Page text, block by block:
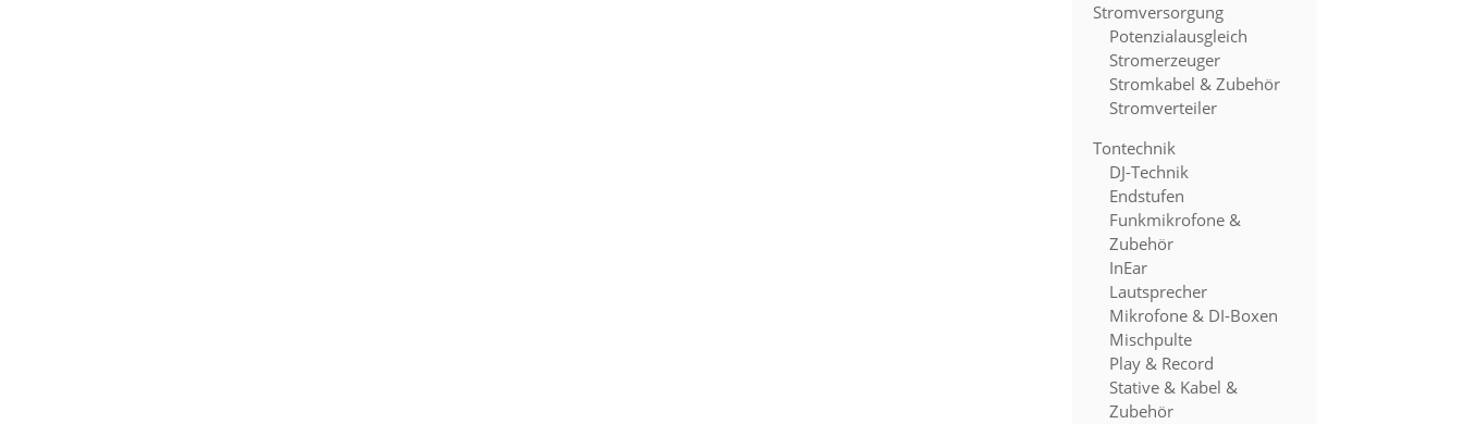
Stromversorgung
Potenzialausgleich
Stromerzeuger
Stromkabel & Zubehör
Stromverteiler
Tontechnik
DJ-Technik
Endstufen
Funkmikrofone &
Zubehör
InEar
Lautsprecher
Mikrofone & DI-Boxen
Mischpulte
Play & Record
Stative & Kabel &
Zubehör